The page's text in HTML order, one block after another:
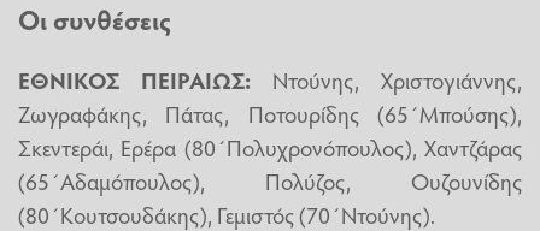
Οι συνθέσεις
ΕΘΝΙΚΟΣ ΠΕΙΡΑΙΩΣ: Ντούνης, Χριστογιάννης,
Ζωγραφάκης, Πάτας, Ποτουρίδης (65΄Μπούσης),
Σκεντεράι, Ερέρα (80΄Πολυχρονόπουλος), Χαντζάρας
(65΄Αδαμόπουλος), Πολύζος, Ουζουνίδης
(80΄Κουτσουδάκης), Γεμιστός (70΄Ντούνης).